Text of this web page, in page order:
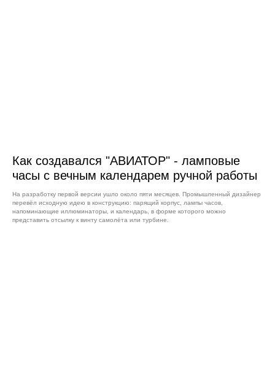
Как создавался "АВИАТОР" - ламповые
часы с вечным календарем ручной работы
На разработку первой версии ушло около пяти месяцев. Промышленный дизайнер
перевёл исходную идею в конструкцию: парящий корпус, лампы часов,
напоминающие иллюминаторы, и календарь, в форме которого можно
представить отсылку к винту самолёта или турбине.